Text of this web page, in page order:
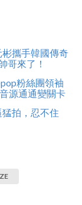
彬攜手韓國傳奇
哥來了！
粉絲團領袖
源通通變關卡
拍，忍不住